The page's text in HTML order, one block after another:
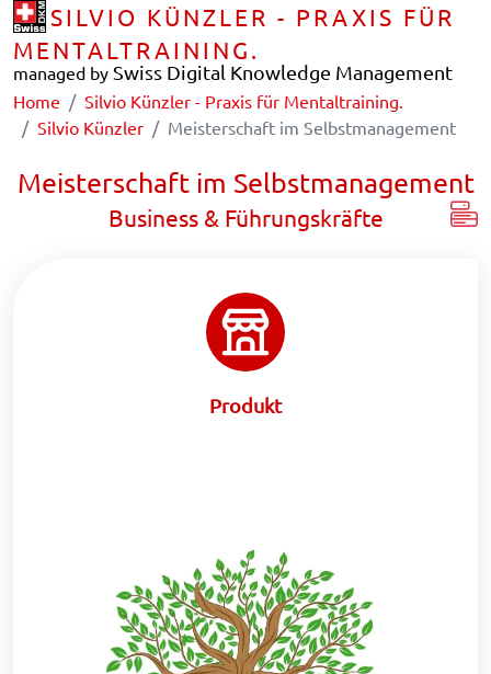
SILVIO KÜNZLER - PRAXIS FÜR
MENTALTRAINING.
managed by Swiss Digital Knowledge Management
Home
Silvio Künzler - Praxis für Mentaltraining.
Silvio Künzler
Meisterschaft im Selbstmanagement
Meisterschaft im Selbstmanagement
Business & Führungskräfte
Produkt